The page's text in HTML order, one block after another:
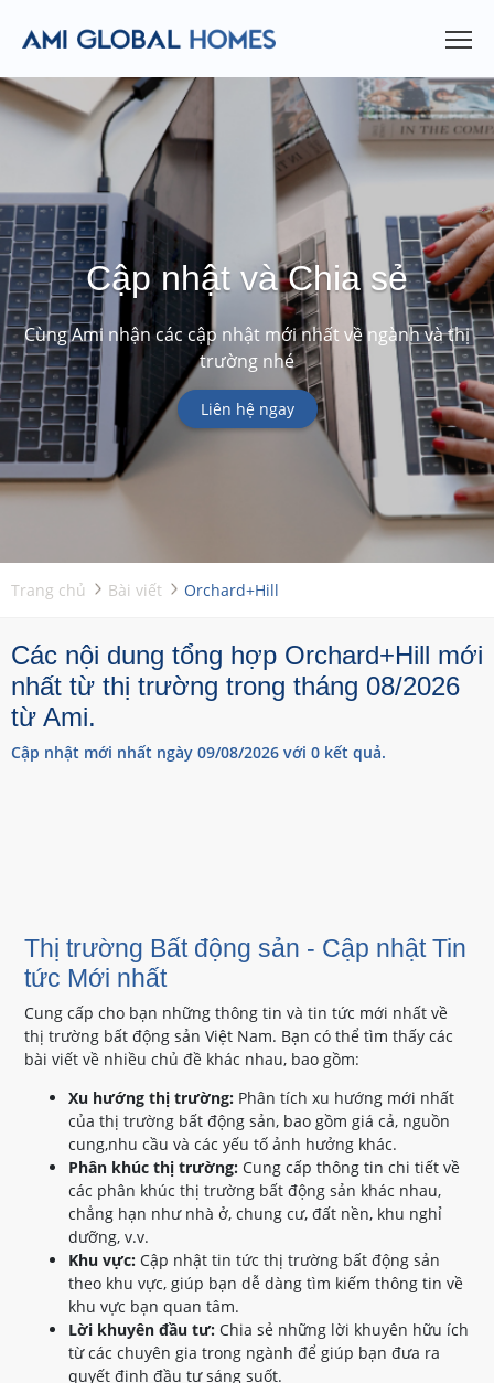
Cập nhật và Chia sẻ
Cùng Ami nhận các cập nhật mới nhất về ngành và thị
trường nhé
Liên hệ ngay
Trang chủ Bài viết Orchard+Hill
Các nội dung tổng hợp Orchard+Hill mới
nhất từ thị trường trong tháng 08/2026
từ Ami.
Cập nhật mới nhất ngày 09/08/2026 với 0 kết quả.
Thị trường Bất động sản - Cập nhật Tin
tức Mới nhất
Cung cấp cho bạn những thông tin và tin tức mới nhất về
thị trường bất động sản Việt Nam. Bạn có thể tìm thấy các
bài viết về nhiều chủ đề khác nhau, bao gồm:
Xu hướng thị trường: Phân tích xu hướng mới nhất
của thị trường bất động sản, bao gồm giá cả, nguồn
cung,nhu cầu và các yếu tố ảnh hưởng khác.
Phân khúc thị trường: Cung cấp thông tin chi tiết về
các phân khúc thị trường bất động sản khác nhau,
chẳng hạn như nhà ở, chung cư, đất nền, khu nghỉ
dưỡng, v.v.
Khu vực: Cập nhật tin tức thị trường bất động sản
theo khu vực, giúp bạn dễ dàng tìm kiếm thông tin về
khu vực bạn quan tâm.
Lời khuyên đầu tư: Chia sẻ những lời khuyên hữu ích
từ các chuyên gia trong ngành để giúp bạn đưa ra
quyết định đầu tư sáng suốt.